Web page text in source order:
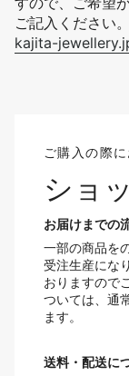
ご記入ください
kajita-
ご購入の際
ショ
お届けまでの
一部の商品を
受注生産にな
おりますので
ついては、通
ます。
送料・配送に